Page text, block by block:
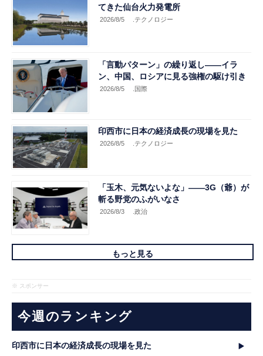
てきた仙台火力発電所
2026/8/5 .テクノロジー
「言動パターン」の繰り返し――イラ
ン、中国、ロシアに見る強権の駆け引き
2026/8/5 .国際
印西市に日本の経済成長の現場を見た
2026/8/5 .テクノロジー
「玉木、元気ないよな」――3G（爺）が
斬る野党のふがいなさ
2026/8/3 .政治
もっと見る
※ スポンサー
今週のランキング
印西市に日本の経済成長の現場を見た